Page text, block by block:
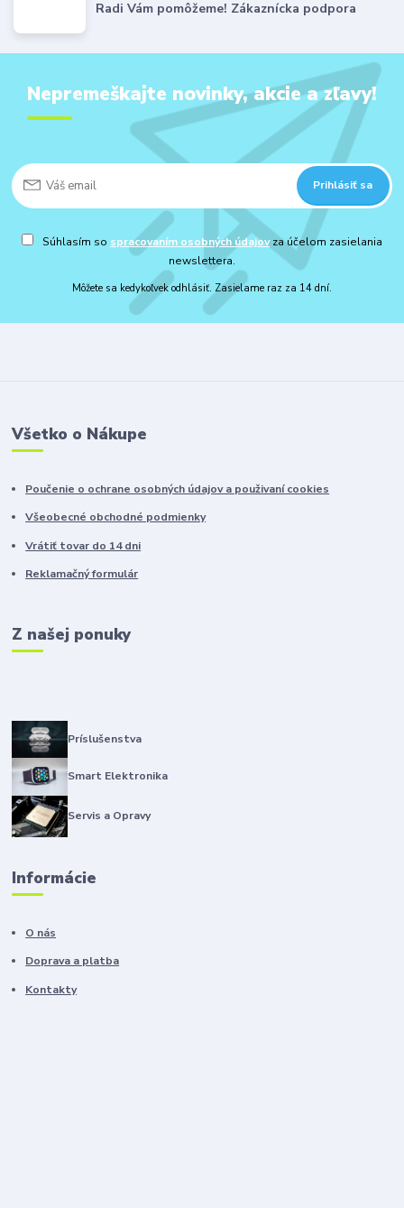
Radi Vám pomôžeme! Zákaznícka podpora
Nepremeškajte novinky, akcie a zľavy!
Prihlásiť sa
Súhlasím so spracovaním osobných údajovza účelom zasielania
newslettera.
Môžete sa kedykoľvek odhlásiť. Zasielame raz za 14 dní.
Všetko o Nákupe
Poučenie o ochrane osobných údajov a použivaní cookies
Všeobecné obchodné podmienky
Vrátiť tovar do 14 dni
Reklamačný formulár
Z našej ponuky
Príslušenstva
Smart Elektronika
Servis a Opravy
Informácie
O nás
Doprava a platba
Kontakty